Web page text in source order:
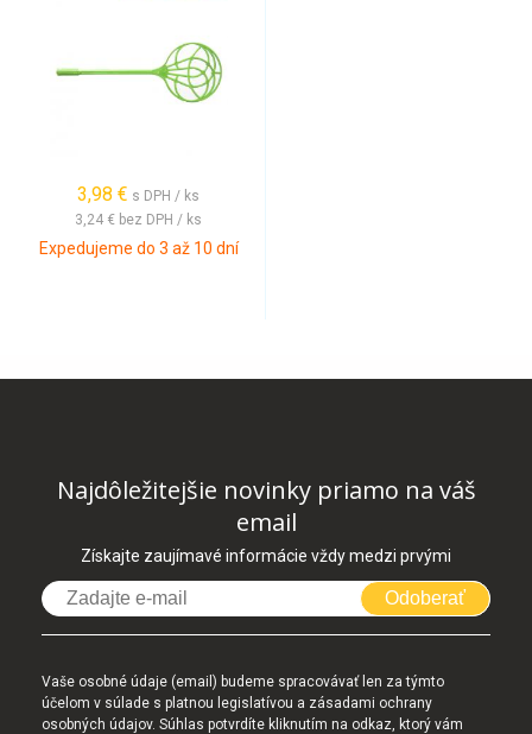
3,98 € s DPH / ks
3,24 € bez DPH / ks
Expedujeme do 3 až 10 dní
Najdôležitejšie novinky priamo na váš
email
Získajte zaujímavé informácie vždy medzi prvými
Odoberať
Vaše osobné údaje (email) budeme spracovávať len za týmto
účelom v súlade s platnou legislatívou a zásadami ochrany
osobných údajov. Súhlas potvrdíte kliknutím na odkaz, ktorý vám